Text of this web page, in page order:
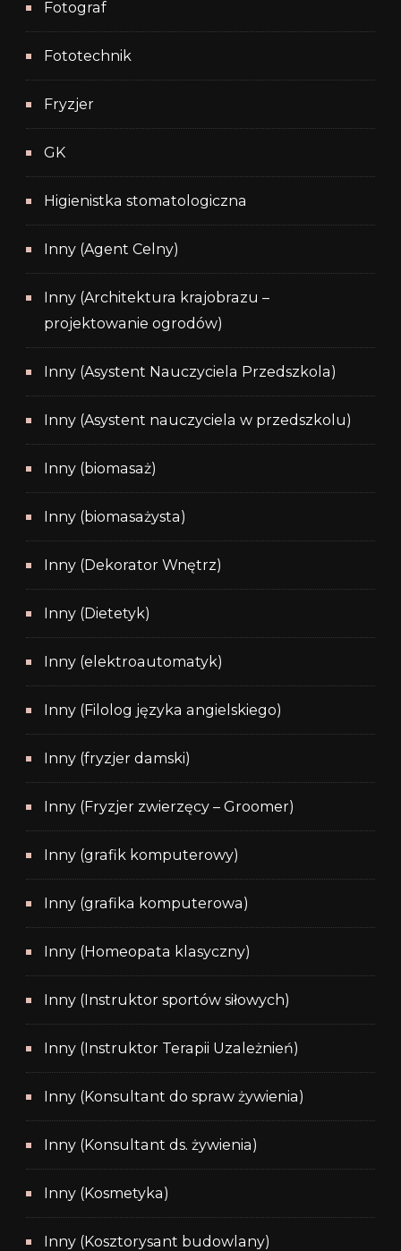
Fotograf
Fototechnik
Fryzjer
GK
Higienistka stomatologiczna
Inny (Agent Celny)
Inny (Architektura krajobrazu –
projektowanie ogrodów)
Inny (Asystent Nauczyciela Przedszkola)
Inny (Asystent nauczyciela w przedszkolu)
Inny (biomasaż)
Inny (biomasażysta)
Inny (Dekorator Wnętrz)
Inny (Dietetyk)
Inny (elektroautomatyk)
Inny (Filolog języka angielskiego)
Inny (fryzjer damski)
Inny (Fryzjer zwierzęcy – Groomer)
Inny (grafik komputerowy)
Inny (grafika komputerowa)
Inny (Homeopata klasyczny)
Inny (Instruktor sportów siłowych)
Inny (Instruktor Terapii Uzależnień)
Inny (Konsultant do spraw żywienia)
Inny (Konsultant ds. żywienia)
Inny (Kosmetyka)
Inny (Kosztorysant budowlany)